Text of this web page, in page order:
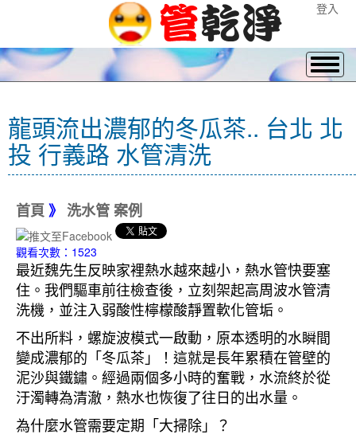
登入
龍頭流出濃郁的冬瓜茶.. 台北 北
投 行義路 水管清洗
首頁 》 洗水管 案例
觀看次數：1523
最近魏先生反映家裡熱水越來越小，熱水管快要塞
住。我們驅車前往檢查後，立刻架起高周波水管清
洗機，並注入弱酸性檸檬酸靜置軟化管垢。
不出所料，螺旋波模式一啟動，原本透明的水瞬間
變成濃郁的「冬瓜茶」！這就是長年累積在管壁的
泥沙與鐵鏽。經過兩個多小時的奮戰，水流終於從
汙濁轉為清澈，熱水也恢復了往日的出水量。
為什麼水管需要定期「大掃除」？